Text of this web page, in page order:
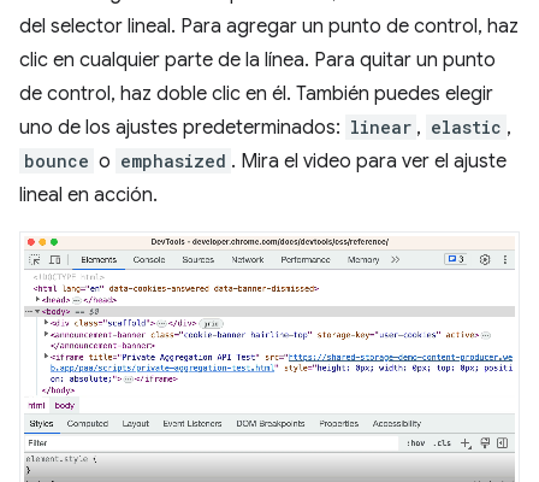
del selector lineal. Para agregar un punto de control, haz
clic en cualquier parte de la línea. Para quitar un punto
de control, haz doble clic en él. También puedes elegir
uno de los ajustes predeterminados: linear , elastic ,
bounce o emphasized . Mira el video para ver el ajuste
lineal en acción.